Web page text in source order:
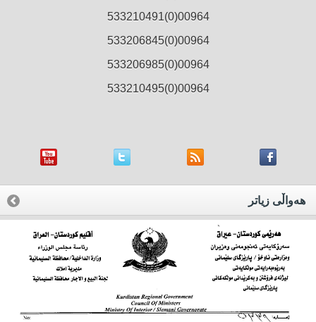
00964(0)533210491
00964(0)533206845
00964(0)533206985
00964(0)533210495
هه‌واڵی زیاتر